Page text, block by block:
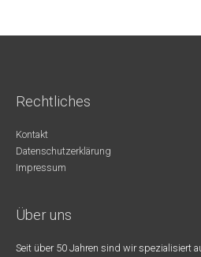
Rechtliches
Kontakt
Datenschutzerklärung
Impressum
Über uns
Seit über 50 Jahren sind wir spezialisiert